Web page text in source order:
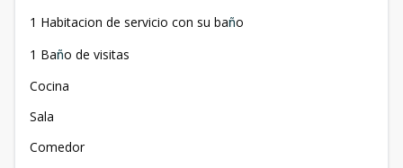
1 Habitacion de servicio con su baño
1 Baño de visitas
Cocina
Sala
Comedor